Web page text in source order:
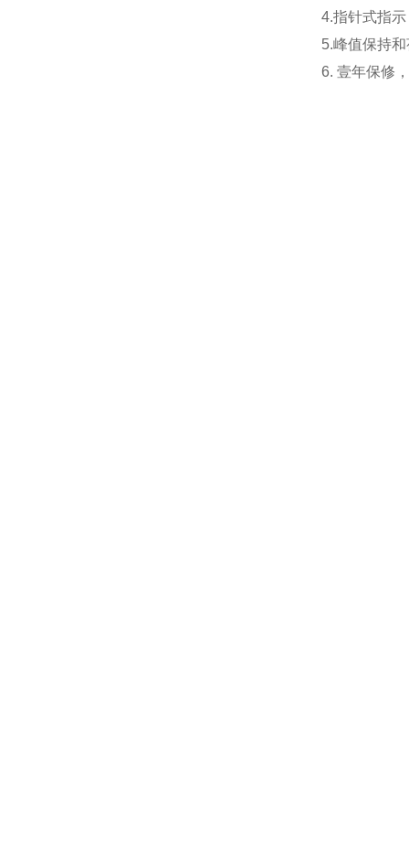
4.指针式指
5.峰值保持
6. 壹年保修